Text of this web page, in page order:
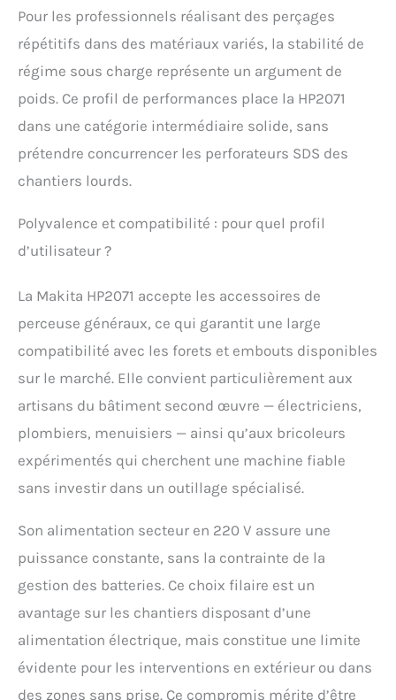
Pour les professionnels réalisant des perçages
répétitifs dans des matériaux variés, la stabilité de
régime sous charge représente un argument de
poids. Ce profil de performances place la HP2071
dans une catégorie intermédiaire solide, sans
prétendre concurrencer les perforateurs SDS des
chantiers lourds.
Polyvalence et compatibilité : pour quel profil
d’utilisateur ?
La Makita HP2071 accepte les accessoires de
perceuse généraux, ce qui garantit une large
compatibilité avec les forets et embouts disponibles
sur le marché. Elle convient particulièrement aux
artisans du bâtiment second œuvre — électriciens,
plombiers, menuisiers — ainsi qu’aux bricoleurs
expérimentés qui cherchent une machine fiable
sans investir dans un outillage spécialisé.
Son alimentation secteur en 220 V assure une
puissance constante, sans la contrainte de la
gestion des batteries. Ce choix filaire est un
avantage sur les chantiers disposant d’une
alimentation électrique, mais constitue une limite
évidente pour les interventions en extérieur ou dans
des zones sans prise. Ce compromis mérite d’être